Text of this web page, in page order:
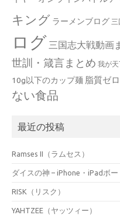
キング ラーメンブログ 三
ログ 三国志大戦動画
世訓・箴言まとめ 我が天
10g以下のカップ麺 脂質ゼ
ない食品
最近の投稿
Ramses II（ラムセス）
ダイスの神 – iPhone・iPadボ
RISK（リスク）
YAHTZEE（ヤッツィー）